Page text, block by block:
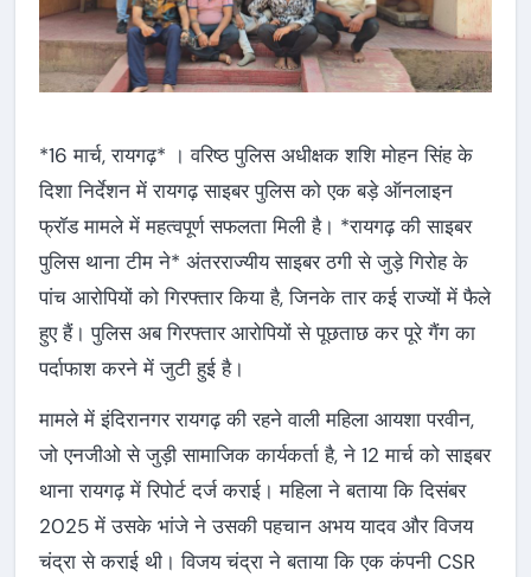
*16 मार्च, रायगढ़* । वरिष्ठ पुलिस अधीक्षक शशि मोहन सिंह के
दिशा निर्देशन में रायगढ़ साइबर पुलिस को एक बड़े ऑनलाइन
फ्रॉड मामले में महत्वपूर्ण सफलता मिली है। *रायगढ़ की साइबर
पुलिस थाना टीम ने* अंतरराज्यीय साइबर ठगी से जुड़े गिरोह के
पांच आरोपियों को गिरफ्तार किया है, जिनके तार कई राज्यों में फैले
हुए हैं। पुलिस अब गिरफ्तार आरोपियों से पूछताछ कर पूरे गैंग का
पर्दाफाश करने में जुटी हुई है।
मामले में इंदिरानगर रायगढ़ की रहने वाली महिला आयशा परवीन,
जो एनजीओ से जुड़ी सामाजिक कार्यकर्ता है, ने 12 मार्च को साइबर
थाना रायगढ़ में रिपोर्ट दर्ज कराई। महिला ने बताया कि दिसंबर
2025 में उसके भांजे ने उसकी पहचान अभय यादव और विजय
चंद्रा से कराई थी। विजय चंद्रा ने बताया कि एक कंपनी CSR